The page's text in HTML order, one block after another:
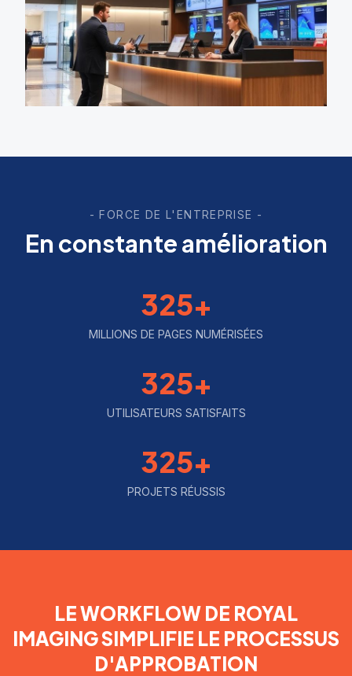
- FORCE DE L'ENTREPRISE -
En constante amélioration
325+
MILLIONS DE PAGES NUMÉRISÉES
325+
UTILISATEURS SATISFAITS
325+
PROJETS RÉUSSIS
LE WORKFLOW DE ROYAL
IMAGING SIMPLIFIE LE PROCESSUS
D'APPROBATION